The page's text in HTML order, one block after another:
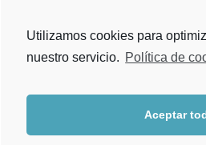
Utilizamos cookies para
nuestro servicio. Política de
Aceptar